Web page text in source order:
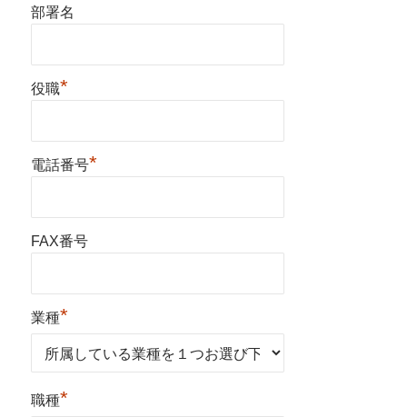
部署名
役職*
電話番号*
FAX番号
業種*
職種*